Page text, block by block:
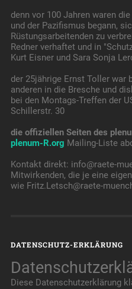
denn vor 100 Jahren waren
und der Pazifismus begann,
Rüstungsarbeitenden zu
Redner verhaftet und in
Kurt Eisner und Sara Sonja
der 25jährige Ernst Toller war
anderen in die Bresche und
bei den Montags-Treffen der
Schillerstr. 30
die offiziellen Seiten des
plenum-R.org Mailing-Liste
Kontakt direkt: info@raete-
Mitwirkenden, die je eine
wie Fritz.Letsch@raete-
DATENSCHUTZ-ERKLÄRUNG
Diese Datenschutzerklärung